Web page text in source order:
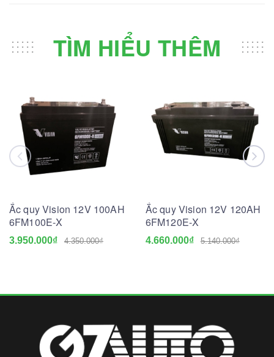
TÌM HIỂU THÊM
Ắc quy Vision 12V 100AH
6FM100E-X
3.950.000₫ 4.350.000₫
Ắc quy Vision 12V 120AH
6FM120E-X
4.660.000₫ 5.140.000₫